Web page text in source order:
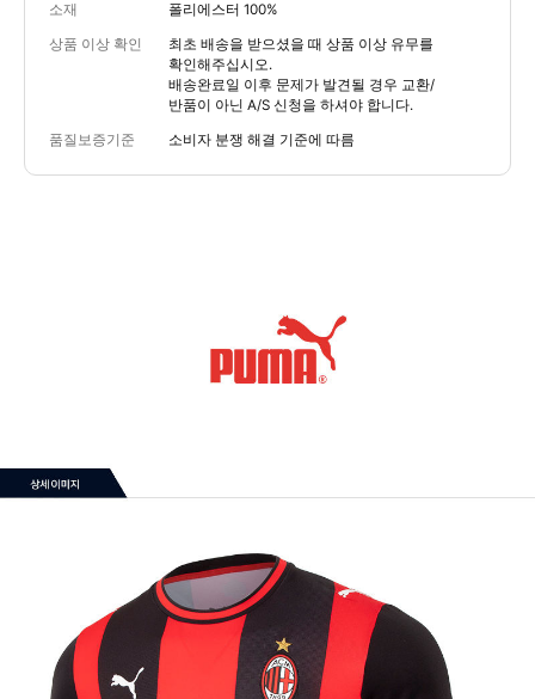
소재 폴리에스터 100%
상품 이상 확인
최초 배송을 받으셨을 때 상품 이상 유무를
확인해주십시오.
배송완료일 이후 문제가 발견될 경우 교환/
반품이 아닌 A/S 신청을 하셔야 합니다.
품질보증기준 소비자 분쟁 해결 기준에 따름